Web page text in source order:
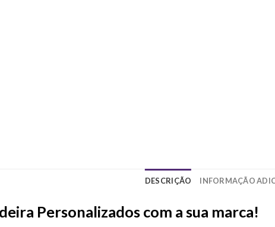
DESCRIÇÃO INFORMAÇÃO
Personalizados com a sua marca!